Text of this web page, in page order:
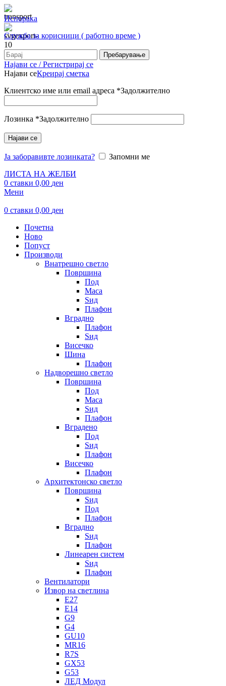
Испорака
Служба за корисници ( работно време )
Пребарување
Најави се / Регистрирај се
Најави сеКреирај сметка
Клиентско име или email адреса *Задолжително
Лозинка *Задолжително
Најави се
Ја заборавивте лозинката?
Запомни ме
ЛИСТА НА ЖЕЛБИ
0 ставки 0,00 ден
Мени
0 ставки 0,00 ден
Почетна
Ново
Попуст
Производи
Внатрешно светло
Површина
Под
Маса
Sид
Плафон
Вградно
Плафон
Ѕид
Висечко
Шина
Плафон
Надворешно светло
Површина
Под
Маса
Ѕид
Плафон
Вградено
Под
Ѕид
Плафон
Висечко
Плафон
Архитектонско светло
Површина
Ѕид
Под
Плафон
Вградно
Ѕид
Плафон
Линеарен систем
Ѕид
Плафон
Вентилатори
Извор на светлина
E27
E14
G9
G4
GU10
MR16
R7S
GX53
G53
ЛЕД Модул